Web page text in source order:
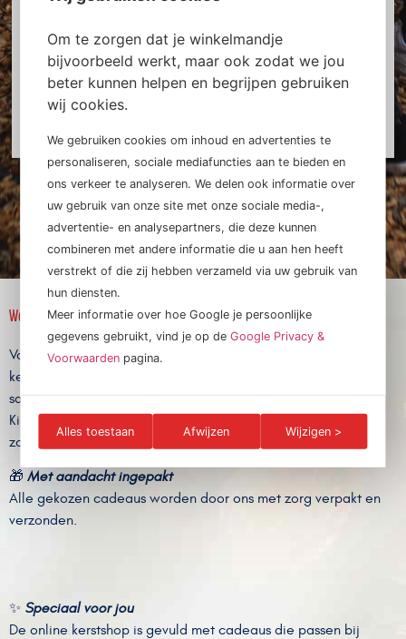
Een cadeaukaart opent de deur naar onvergetelijke
dierbaren genieten van hun favoriete ervaring, van
heerlijk dineren tot opwindende avonturen - het
perfecte geschenk!
Welkom in de online kerstshop!
Voor iedereen die niet aanwezig kon zijn op de fysieke
kerstmarkt, hebben we een mooie digitale selectie
samengesteld.
Kies eenvoudig jouw favoriete kerstgeschenk online — wij
zorgen voor de rest.
🎁 Met aandacht ingepakt
Alle gekozen cadeaus worden door ons met zorg verpakt en
verzonden.
✨ Speciaal voor jou
De online kerstshop is gevuld met cadeaus die passen bij
Om te zorgen dat je winkelmandje
bijvoorbeeld werkt, maar ook zodat we jou
beter kunnen helpen en begrijpen gebruiken
wij cookies.
We gebruiken cookies om inhoud en advertenties te
personaliseren, sociale mediafuncties aan te bieden en
ons verkeer te analyseren. We delen ook informatie over
uw gebruik van onze site met onze sociale media-,
advertentie- en analysepartners, die deze kunnen
combineren met andere informatie die u aan hen heeft
verstrekt of die zij hebben verzameld via uw gebruik van
hun diensten.
Meer informatie over hoe Google je persoonlijke
gegevens gebruikt, vind je op deGoogle Privacy &
Voorwaarden pagina.
Alles toestaan Afwijzen Wijzigen >